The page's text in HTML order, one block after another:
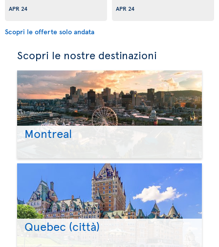
APR 24
APR 24
Scopri le offerte solo andata
Scopri le nostre destinazioni
Montreal
Quebec (città)